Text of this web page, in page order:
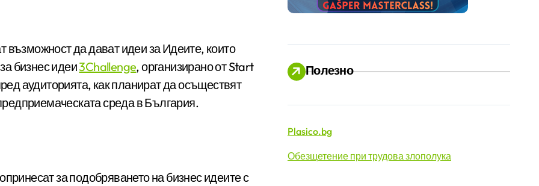
да дават идеи за Идеите, които
бизнес идеи3Challenge, организирано от Start
аудиторията, как планират да осъществят
среда в България.
за подобряването на бизнес идеите с
Полезно
Plasico.bg
Обезщетение при трудова злополука